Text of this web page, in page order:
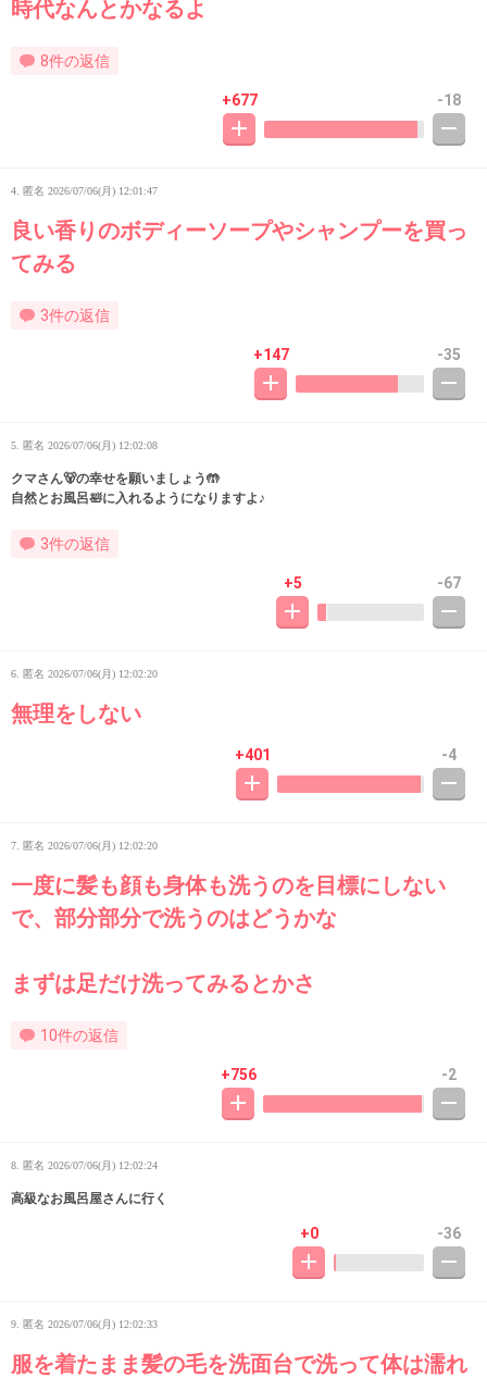
時代なんとかなるよ
8件の返信
+677 -18
4. 匿名 2026/07/06(月) 12:01:47
良い香りのボディーソープやシャンプーを買っ
てみる
3件の返信
+147 -35
5. 匿名 2026/07/06(月) 12:02:08
クマさん🐻の幸せを願いましょう🤲
自然とお風呂🛀に入れるようになりますよ♪
3件の返信
+5 -67
6. 匿名 2026/07/06(月) 12:02:20
無理をしない
+401 -4
7. 匿名 2026/07/06(月) 12:02:20
一度に髪も顔も身体も洗うのを目標にしない
で、部分部分で洗うのはどうかな
まずは足だけ洗ってみるとかさ
10件の返信
+756 -2
8. 匿名 2026/07/06(月) 12:02:24
高級なお風呂屋さんに行く
+0 -36
9. 匿名 2026/07/06(月) 12:02:33
服を着たまま髪の毛を洗面台で洗って体は濡れ